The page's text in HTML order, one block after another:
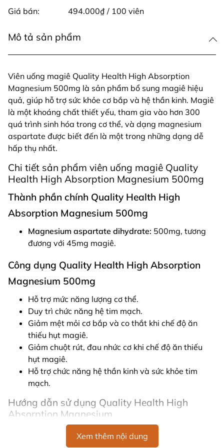
Giá bán: 494.000₫ / 100 viên
Mô tả sản phẩm
Viên uống magiê Quality Health High Absorption
Magnesium 500mg là sản phẩm bổ sung magiê hiệu
quả, giúp hỗ trợ sức khỏe cơ bắp và hệ thần kinh. Magiê
là một khoáng chất thiết yếu, tham gia vào hơn 300
quá trình sinh hóa trong cơ thể, và dạng magnesium
aspartate được biết đến là một trong những dạng dễ
hấp thụ nhất.
Chi tiết sản phẩm viên uống magiê Quality
Health High Absorption Magnesium 500mg
Thành phần chính Quality Health High
Absorption Magnesium 500mg
Magnesium aspartate dihydrate: 500mg, tương
đương với 45mg magiê.
Công dụng Quality Health High Absorption
Magnesium 500mg
Hỗ trợ mức năng lượng cơ thể.
Duy trì chức năng hệ tim mạch.
Giảm mệt mỏi cơ bắp và co thắt khi chế độ ăn
thiếu hụt magiê.
Giảm chuột rút, đau nhức cơ khi chế độ ăn thiếu
hụt magiê.
Hỗ trợ chức năng hệ thần kinh và sức khỏe tim
mạch.
Hướng dẫn sử dụng Quality Health High
Absorption Magnesium
theo chỉ dẫn của chuyên gia y tế.
Xem thêm nội dung